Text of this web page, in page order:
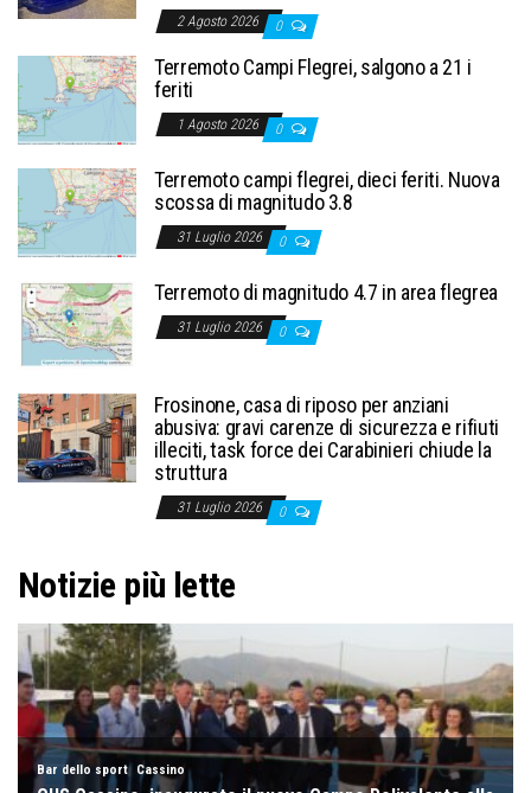
2 Agosto 2026 0
Terremoto Campi Flegrei, salgono a 21 i
feriti
1 Agosto 2026 0
Terremoto campi flegrei, dieci feriti. Nuova
scossa di magnitudo 3.8
31 Luglio 2026 0
Terremoto di magnitudo 4.7 in area flegrea
31 Luglio 2026 0
Frosinone, casa di riposo per anziani
abusiva: gravi carenze di sicurezza e rifiuti
illeciti, task force dei Carabinieri chiude la
struttura
31 Luglio 2026 0
Notizie più lette